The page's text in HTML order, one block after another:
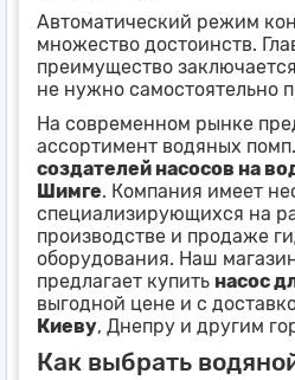
Автоматический режим
множество достоинств.
преимущество
не нужно самостоятельно
На современном рынке
ассортимент водяных помп.
создателей насосов на
Шимге. Компания имеет
специализирующихся на
производстве и продаже
оборудования. Наш
предлагает купить насос
выгодной цене и с
Киеву, Днепру и другим
Как выбрать